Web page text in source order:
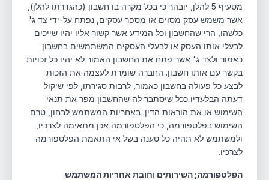
מסעיף ‏5 להלן, יובהר כי בכל מקרה בו חשבון (כהגדרתו להלן),
אשר משמש עסק מסוים או מספר עסקים, נפתח על-ידי צד ג'
כלשהו, הרי שהחשבון וכל המידע אשר קשור אליו יהיו שייכים
לבעלי אותו העסק או לבעלי העסקים המשתמשים בחשבון
כאמור ולצד ג' אשר פתח את החשבון האמור לא יהיו כל זכויות
בקשר עם אותו חשבון. החברה שומרת לעצמה את הזכות
לבצע כל פעולה בחשבון כאמור, לרבות סגירתו, לפי שיקול
דעתה הבלעדיו ככל שיסתבר לה שהחשבון מפר את תנאי
השימוש או את הוראות הדין. באחריות המשתמש לבחון, טרם
השימוש בפלטפורמה, כי הפלטפורמה אכן מתאימה לצרכיו,
ולמשתמש לא תהיה כל טענה בשל אי התאמת הפלטפורמה
לצרכיו.
הפלטפורמה; השירותים וחובת אחריות המשתמש